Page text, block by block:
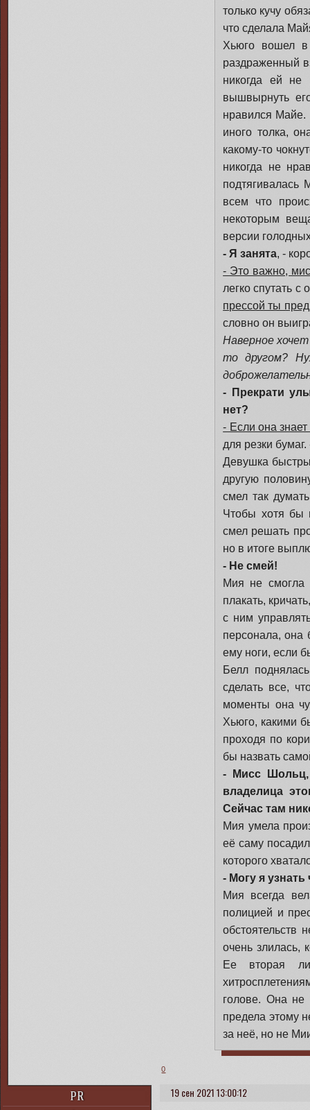
только кучу
что сделала
Хьюго вошел в
раздраженный
никогда ей не
вышвырнуть
нравился Майе.
иного толка,
какому-то
никогда не
всем что
некоторым
версии
- Я занята, -
- Это важно,
легко спутать
прессой ты
словно он
Наверное
то другом?
- Прекрати
нет?
- Если она знает
для резки
Девушка
другую
смел так
Чтобы хотя бы
смел решать
но в итоге
- Не смей!
Мия не смогла
плакать,
с ним
персонала, она
ему ноги, если
Белл
сделать все,
моменты она
Хьюго, какими
проходя по
бы назвать
- Мисс
владелица
Сейчас там
Мия умела
её саму
которого
- Могу я
Мия всегда
полицией и
обстоятельств
очень злилась,
Ее вторая
голове. Она не
предела этому
за неё, но не
0
19 сен 2021 13:00:12
PR